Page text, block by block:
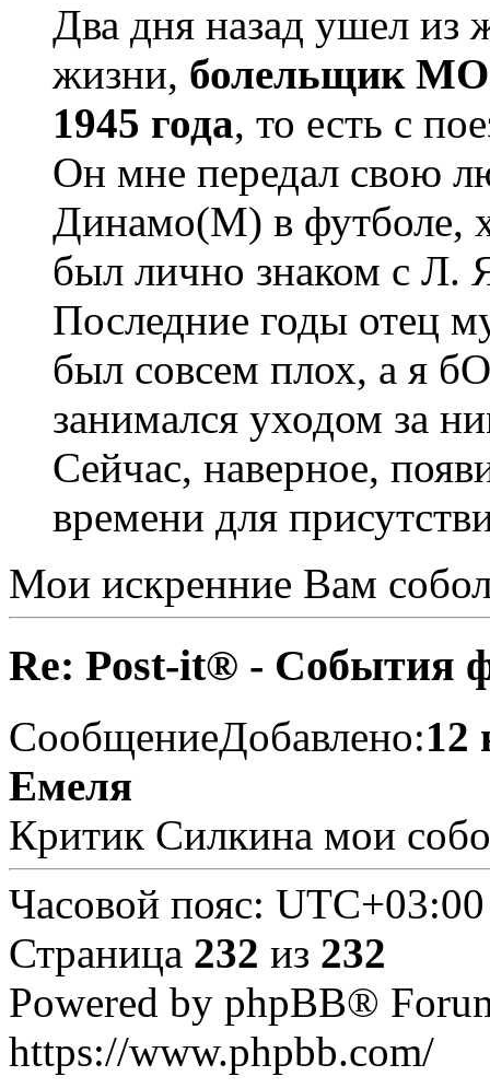
Два дня назад ушел из
жизни, болельщик
1945 года, то есть с
Он мне передал свою
Динамо(М) в футболе,
был лично знаком с
Последние годы отец
был совсем плох, а я
занимался уходом за
Сейчас, наверное,
времени для
Мои искренние Вам
Re: Post-it® - События
СообщениеДобавлено:12
Емеля
Критик Силкина мои
Часовой пояс: UTC+03:00
Страница 232 из 232
Powered by phpBB®
https://www.phpbb.com/